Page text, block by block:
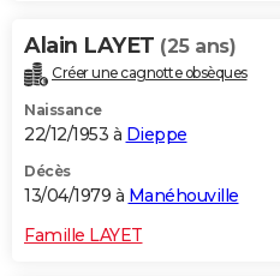
Alain LAYET (25 ans)
Créer une cagnotte obsèques
Naissance
22/12/1953 à Dieppe
Décès
13/04/1979 à Manéhouville
Famille LAYET